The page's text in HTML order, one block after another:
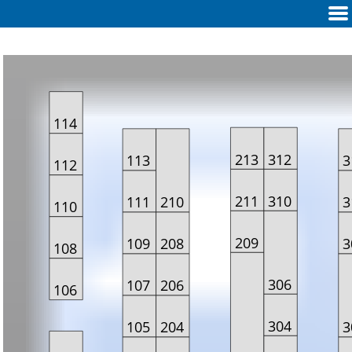
105
106 107
108 109
110 111
112 113
114
204
206
208 209
210 211
213
304
306
310
312